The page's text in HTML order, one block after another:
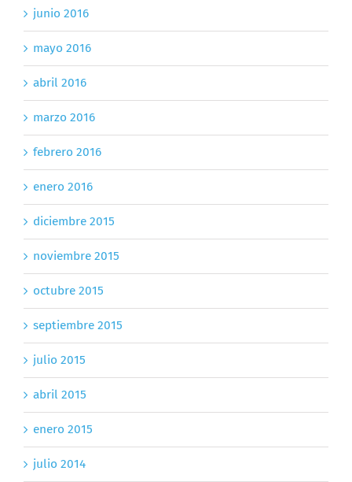
junio 2016
mayo 2016
abril 2016
marzo 2016
febrero 2016
enero 2016
diciembre 2015
noviembre 2015
octubre 2015
septiembre 2015
julio 2015
abril 2015
enero 2015
julio 2014